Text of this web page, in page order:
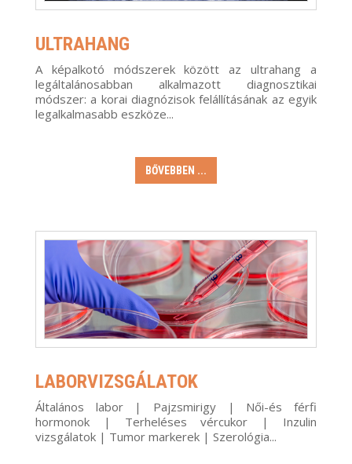
ULTRAHANG
A képalkotó módszerek között az ultrahang a
legáltalánosabban alkalmazott diagnosztikai
módszer: a korai diagnózisok felállításának az egyik
legalkalmasabb eszköze...
BŐVEBBEN ...
LABORVIZSGÁLATOK
Általános labor | Pajzsmirigy | Női-és férfi
hormonok | Terheléses vércukor | Inzulin
vizsgálatok | Tumor markerek | Szerológia...